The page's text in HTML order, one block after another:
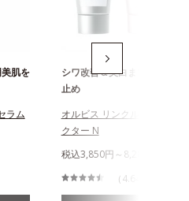
肌を
ラム
シワ改善＆美白まで叶える薬
止め
オルビス リンクルブライト
クター N
税込3,850円～8,280円
（4.64 / 864件）